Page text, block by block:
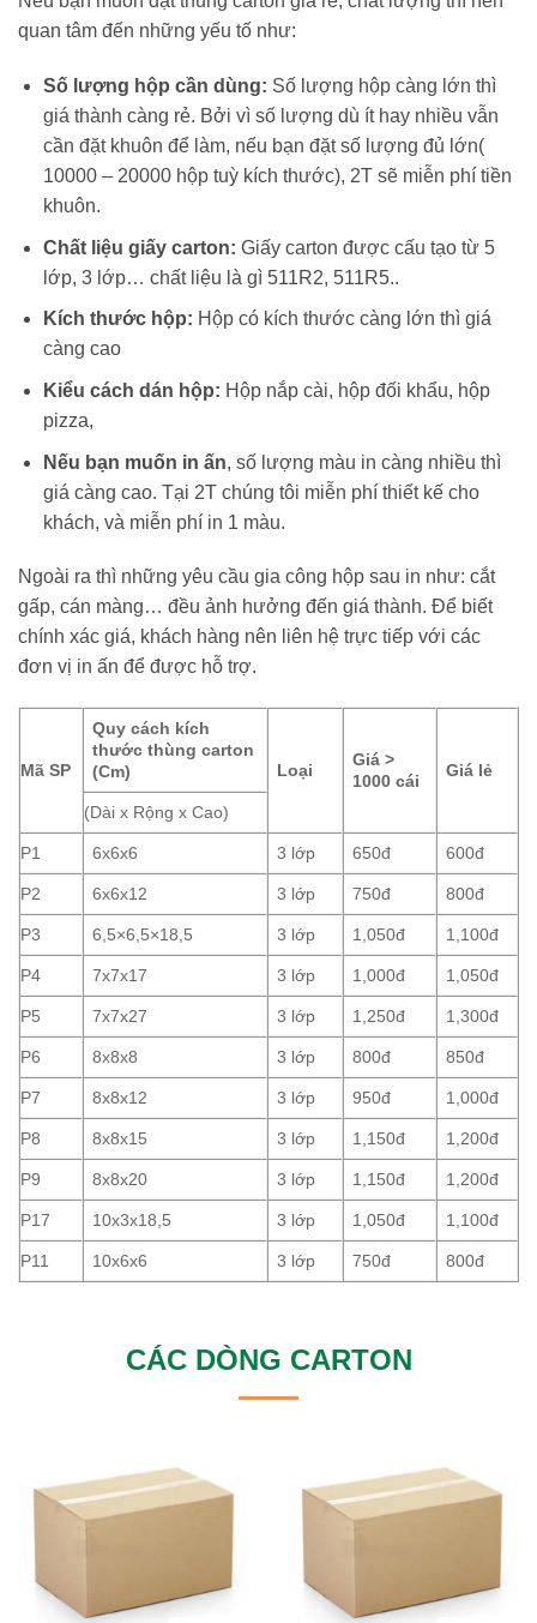
quan tâm đến những yếu tố như:
Số lượng hộp cần dùng: Số lượng hộp càng lớn thì
giá thành càng rẻ. Bởi vì số lượng dù ít hay nhiều vẫn
cần đặt khuôn để làm, nếu bạn đặt số lượng đủ lớn(
10000 – 20000 hộp tuỳ kích thước), 2T sẽ miễn phí tiền
khuôn.
Chất liệu giấy carton: Giấy carton được cấu tạo từ 5
lớp, 3 lớp… chất liệu là gì 511R2, 511R5..
Kích thước hộp: Hộp có kích thước càng lớn thì giá
càng cao
Kiểu cách dán hộp: Hộp nắp cài, hộp đối khẩu, hộp
pizza,
Nếu bạn muốn in ấn, số lượng màu in càng nhiều thì
giá càng cao. Tại 2T chúng tôi miễn phí thiết kế cho
khách, và miễn phí in 1 màu.
Ngoài ra thì những yêu cầu gia công hộp sau in như: cắt
gấp, cán màng… đều ảnh hưởng đến giá thành. Để biết
chính xác giá, khách hàng nên liên hệ trực tiếp với các
đơn vị in ấn để được hỗ trợ.
Mã SP
Quy cách kích
thước thùng carton
(Cm)
Loại
Giá >
1000 cái
Giá lẻ
(Dài x Rộng x Cao)
P1 6x6x6 3 lớp 650đ 600đ
P2 6x6x12 3 lớp 750đ 800đ
P3 6,5×6,5×18,5 3 lớp 1,050đ 1,100đ
P4 7x7x17 3 lớp 1,000đ 1,050đ
P5 7x7x27 3 lớp 1,250đ 1,300đ
P6 8x8x8 3 lớp 800đ 850đ
P7 8x8x12 3 lớp 950đ 1,000đ
P8 8x8x15 3 lớp 1,150đ 1,200đ
P9 8x8x20 3 lớp 1,150đ 1,200đ
P17 10x3x18,5 3 lớp 1,050đ 1,100đ
P11 10x6x6 3 lớp 750đ 800đ
CÁC DÒNG CARTON